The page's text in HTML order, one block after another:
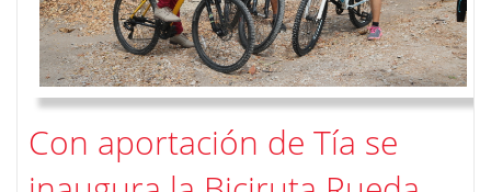
Con aportación de Tía se